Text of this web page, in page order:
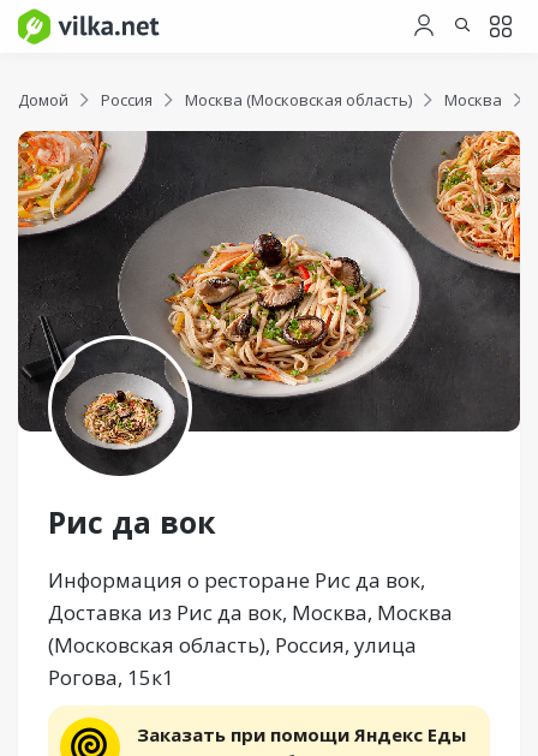
Домой Россия Москва (Московская область) Москва
Рис да вок
Информация о ресторане Рис да вок,
Доставка из Рис да вок, Москва, Москва
(Московская область), Россия, улица
Рогова, 15к1
Заказать при помощи Яндекс Еды